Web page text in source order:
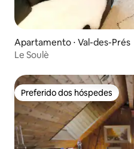
Apartamento ⋅ Val-des-Prés
Le Soulè
Preferido dos hóspedes
Preferido dos hóspedes